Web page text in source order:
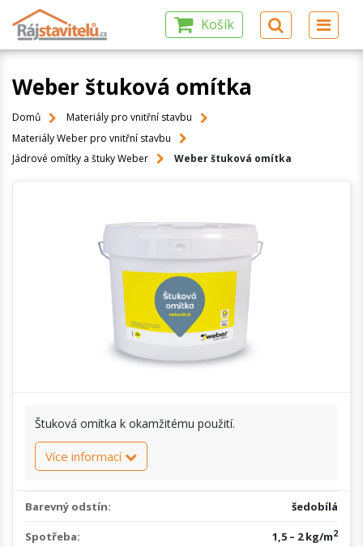
Košík
Weber štuková omítka
Domů
Materiály pro vnitřní stavbu
Materiály Weber pro vnitřní stavbu
Jádrové omítky a štuky Weber
Weber štuková omítka
Štuková omítka k okamžitému použití.
Více informací
Barevný odstín: šedobílá
Spotřeba: 1,5 – 2 kg/m2